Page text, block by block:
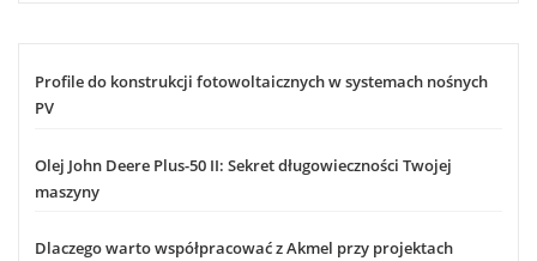
Profile do konstrukcji fotowoltaicznych w systemach nośnych
PV
Olej John Deere Plus-50 II: Sekret długowieczności Twojej
maszyny
Dlaczego warto współpracować z Akmel przy projektach